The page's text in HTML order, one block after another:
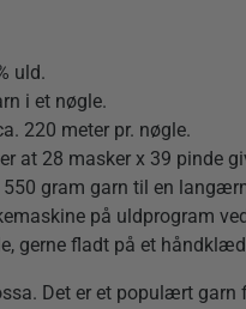
uld.
i et nøgle.
220 meter pr. nøgle.
at 28 masker x 39 pinde
550 gram garn til en
på uldprogram
gerne fladt på et
Det er et populært